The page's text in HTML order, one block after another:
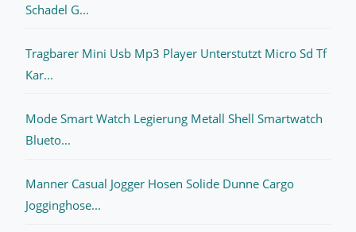
Schadel G...
Tragbarer Mini Usb Mp3 Player Unterstutzt Micro Sd Tf
Kar...
Mode Smart Watch Legierung Metall Shell Smartwatch
Blueto...
Manner Casual Jogger Hosen Solide Dunne Cargo
Jogginghose...